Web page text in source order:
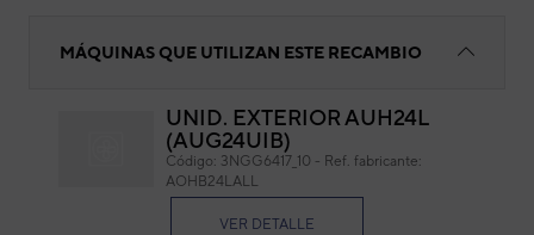
MÁQUINAS QUE UTILIZAN ESTE RECAMBIO
UNID. EXTERIOR AUH24L
(AUG24UIB)
Código: 3NGG6417_10 - Ref. fabricante:
AOHB24LALL
VER DETALLE